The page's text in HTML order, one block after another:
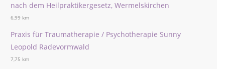
nach dem Heilpraktikergesetz, Wermelskirchen
6,99 km
Praxis für Traumatherapie / Psychotherapie Sunny
Leopold Radevormwald
7,75 km